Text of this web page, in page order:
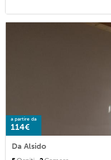
a partire da
114€
Da Alsido